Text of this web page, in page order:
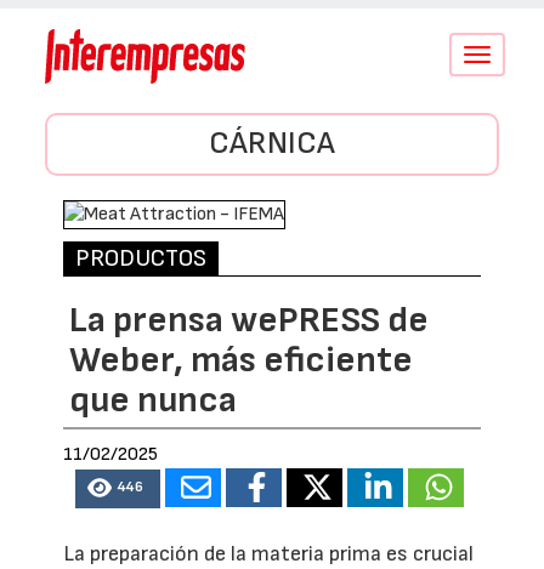
Conmutar
CÁRNICA
PRODUCTOS
La prensa wePRESS de
Weber, más eficiente
que nunca
11/02/2025
446
La preparación de la materia prima es crucial